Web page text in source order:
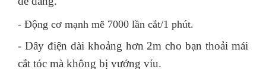
- Động cơ mạnh mẽ 7000 lần cắt/1 phút.
- Dây điện dài khoảng hơn 2m cho bạn thoải mái
cắt tóc mà không bị vướng víu.